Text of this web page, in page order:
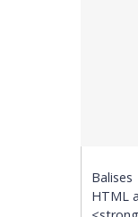
Balises
HTML